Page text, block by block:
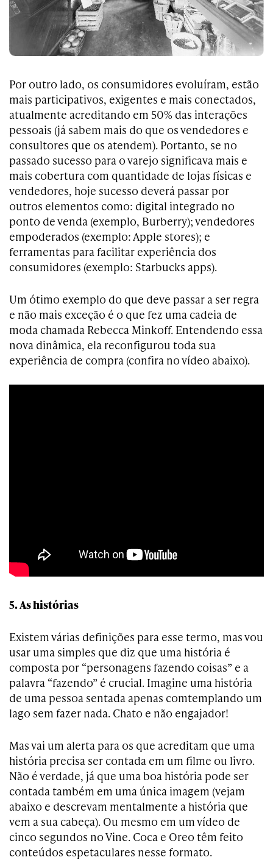
Por outro lado, os consumidores evoluíram, estão
mais participativos, exigentes e mais conectados,
atualmente acreditando em 50% das interações
pessoais (já sabem mais do que os vendedores e
consultores que os atendem). Portanto, se no
passado sucesso para o varejo significava mais e
mais cobertura com quantidade de lojas físicas e
vendedores, hoje sucesso deverá passar por
outros elementos como: digital integrado no
ponto de venda (exemplo, Burberry); vendedores
empoderados (exemplo: Apple stores); e
ferramentas para facilitar experiência dos
consumidores (exemplo: Starbucks apps).
Um ótimo exemplo do que deve passar a ser regra
e não mais exceção é o que fez uma cadeia de
moda chamada Rebecca Minkoff. Entendendo essa
nova dinâmica, ela reconfigurou toda sua
experiência de compra (confira no vídeo abaixo).
5. As histórias
Existem várias definições para esse termo, mas vou
usar uma simples que diz que uma história é
composta por “personagens fazendo coisas” e a
palavra “fazendo” é crucial. Imagine uma história
de uma pessoa sentada apenas comtemplando um
lago sem fazer nada. Chato e não engajador!
Mas vai um alerta para os que acreditam que uma
história precisa ser contada em um filme ou livro.
Não é verdade, já que uma boa história pode ser
contada também em uma única imagem (vejam
abaixo e descrevam mentalmente a história que
vem a sua cabeça). Ou mesmo em um vídeo de
cinco segundos no Vine. Coca e Oreo têm feito
conteúdos espetaculares nesse formato.